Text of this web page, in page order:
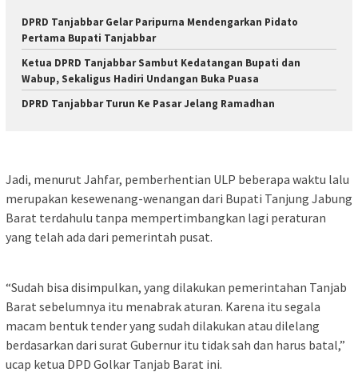
DPRD Tanjabbar Gelar Paripurna Mendengarkan Pidato
Pertama Bupati Tanjabbar
Ketua DPRD Tanjabbar Sambut Kedatangan Bupati dan
Wabup, Sekaligus Hadiri Undangan Buka Puasa
DPRD Tanjabbar Turun Ke Pasar Jelang Ramadhan
Jadi, menurut Jahfar, pemberhentian ULP beberapa waktu lalu
merupakan kesewenang-wenangan dari Bupati Tanjung Jabung
Barat terdahulu tanpa mempertimbangkan lagi peraturan
yang telah ada dari pemerintah pusat.
“Sudah bisa disimpulkan, yang dilakukan pemerintahan Tanjab
Barat sebelumnya itu menabrak aturan. Karena itu segala
macam bentuk tender yang sudah dilakukan atau dilelang
berdasarkan dari surat Gubernur itu tidak sah dan harus batal,”
ucap ketua DPD Golkar Tanjab Barat ini.